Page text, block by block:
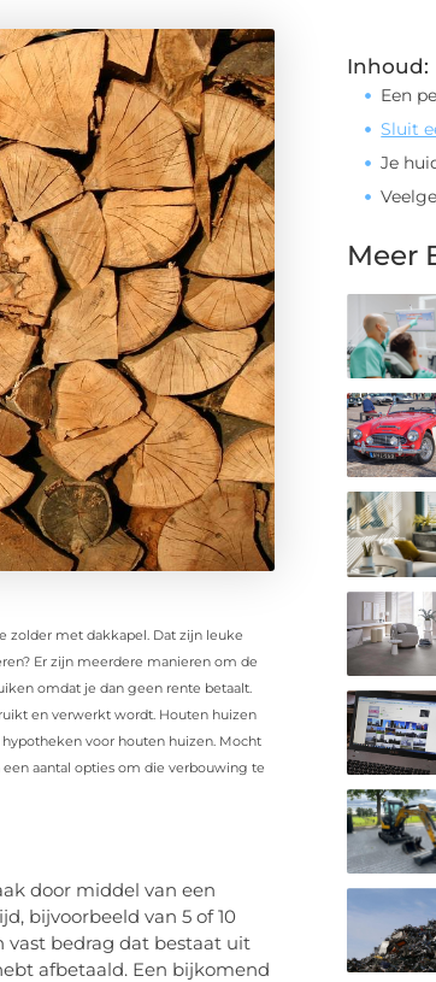
zolder met dakkapel. Dat zijn leuke
Er zijn meerdere manieren om de
omdat je dan geen rente betaalt.
en verwerkt wordt. Houten huizen
voor houten huizen. Mocht
aantal opties om die verbouwing te
door middel van een
bijvoorbeeld van 5 of 10
vast bedrag dat bestaat uit
afbetaald. Een bijkomend
Inhoud:
Een
Sluit
Je
Meer